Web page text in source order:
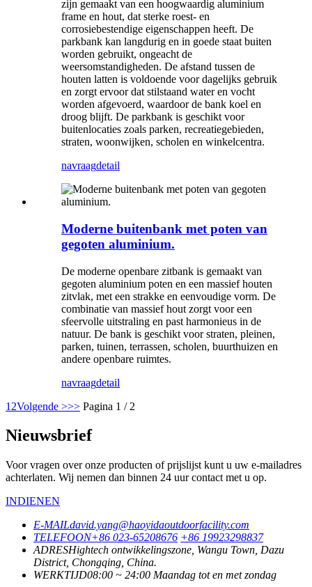
zijn gemaakt van een hoogwaardig aluminium
frame en hout, dat sterke roest- en
corrosiebestendige eigenschappen heeft. De
parkbank kan langdurig en in goede staat buiten
worden gebruikt, ongeacht de
weersomstandigheden. De afstand tussen de
houten latten is voldoende voor dagelijks gebruik
en zorgt ervoor dat stilstaand water en vocht
worden afgevoerd, waardoor de bank koel en
droog blijft. De parkbank is geschikt voor
buitenlocaties zoals parken, recreatiegebieden,
straten, woonwijken, scholen en winkelcentra.
navraagdetail
Moderne buitenbank met poten van
gegoten aluminium.
De moderne openbare zitbank is gemaakt van
gegoten aluminium poten en een massief houten
zitvlak, met een strakke en eenvoudige vorm. De
combinatie van massief hout zorgt voor een
sfeervolle uitstraling en past harmonieus in de
natuur. De bank is geschikt voor straten, pleinen,
parken, tuinen, terrassen, scholen, buurthuizen en
andere openbare ruimtes.
navraagdetail
1 2Volgende >>> Pagina 1 / 2
Nieuwsbrief
Voor vragen over onze producten of prijslijst kunt u uw e-mailadres
achterlaten. Wij nemen dan binnen 24 uur contact met u op.
INDIENEN
E-MAILdavid.yang@haoyidaoutdoorfacility.com
TELEFOON+86 023-65208676 +86 19923298837
ADRESHightech ontwikkelingszone, Wangu Town, Dazu
District, Chongqing, China.
WERKTIJD08:00 ~ 24:00 Maandag tot en met zondag